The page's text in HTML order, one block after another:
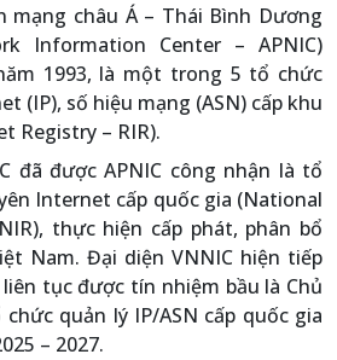
châu Á – Thái Bình Dương
Information Center – APNIC)
1993, là một trong 5 tổ chức
(IP), số hiệu mạng (ASN) cấp khu
Registry – RIR).
đã được APNIC công nhận là tổ
Internet cấp quốc gia (National
thực hiện cấp phát, phân bổ
Nam. Đại diện VNNIC hiện tiếp
tục được tín nhiệm bầu là Chủ
quản lý IP/ASN cấp quốc gia
– 2027.